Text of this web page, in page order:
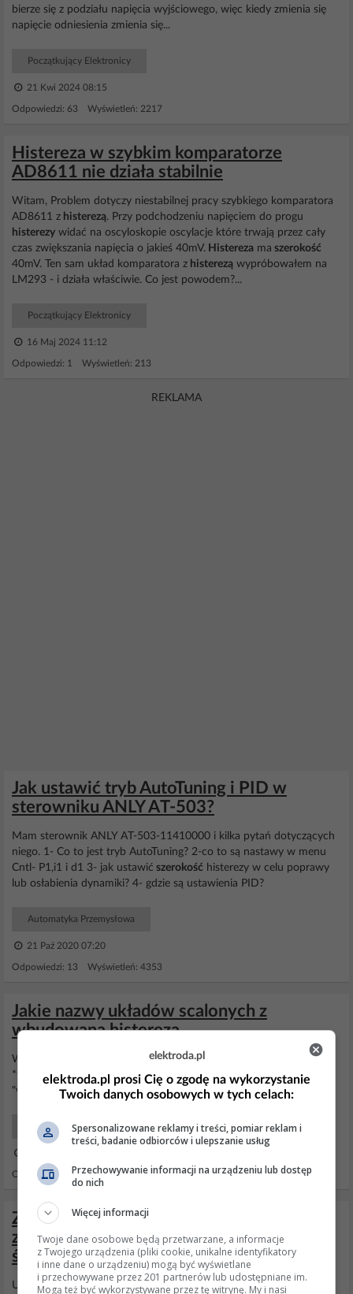
bierze się z podziału napięcia wyjściowego, więc kiedy zmienia się
napięcie odniesienia zmienia się...
Początkujący Elektronicy
21 Kwi 2024 08:15
Odpowiedzi: 63 Wyświetleń: 2217
Histereza w szybkim komparatorze
AD8611 nie działa stabilnie
Witam, Problem dotyczy niestabilnej pracy szybkiego komparatora
AD8611 z histerezą. Przy podchodzeniu napięciem do progu
histerezy widać na oscyloskopie oscylacje które trwają przez cały
czas zwiększania napięcia o jakieś 40mV. Histereza ma szerokość
40mV. Ten sam układ komparatora z histerezą wypróbowałem na
LM293 - i działa właściwie. Co jest powodem?...
Początkujący Elektronicy
16 Maj 2024 11:12
Odpowiedzi: 1 Wyświetleń: 213
REKLAMA
Jak ustawić tryb AutoTuning i PID w
sterowniku ANLY AT-503?
Mam sterownik ANLY AT-503-11410000 i kilka pytań dotyczących
niego. 1- Co to jest tryb AutoTuning? 2-co to są nastawy w menu
Cntl- P1,i1 i d1 3- jak ustawić szerokość histerezy w celu poprawy
lub osłabienia dynamiki? 4- gdzie są ustawienia PID?
Automatyka Przemysłowa
21 Paź 2020 07:20
Odpowiedzi: 13 Wyświetleń: 4353
Jakie nazwy układów scalonych z
wbudowaną histerezą
Wstaw R2 = 10*R1 a wtedy szerokośćhisterezy wyniesie ok 1/10
*9V = 0.9V Albo wymień te bramki na takie które mają
"wbudowaną"histerezę. Np. CD4093 albo CD40106.
Początkujący Naprawy
Odpowiedzi: 4 Wyświetleń: 1260
Zmiana parametrów układu czujki
zmierzchu dla paska LED - słabsze
świecenie diod
Układ żeby spełniał swoje zadanie to by musiał być wykonany
elektroda.pl
elektroda.pl prosi Cię o zgodę na wykorzystanie
Twoich danych osobowych w tych celach:
Spersonalizowane reklamy i treści, pomiar reklam i
treści, badanie odbiorców i ulepszanie usług
Przechowywanie informacji na urządzeniu lub dostęp
do nich
Więcej informacji
Twoje dane osobowe będą przetwarzane, a informacje
z Twojego urządzenia (pliki cookie, unikalne identyfikatory
i inne dane o urządzeniu) mogą być wyświetlane
i przechowywane przez 201 partnerów lub udostępniane im.
Mogą też być wykorzystywane przez tę witrynę. My i nasi